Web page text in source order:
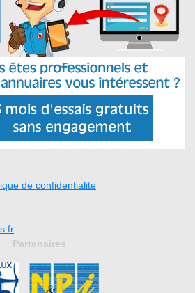
de confidentialite
Partenaires